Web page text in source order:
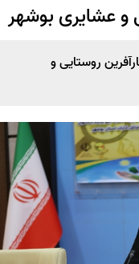
و عشایری بوشهر
روستایی و